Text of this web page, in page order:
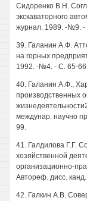
Сидоренко В.Н.
экскаваторного
журнал. 1989. -№9. -
39. Галанин А.Ф.
на горных
1992. -№4. - С. 65-
40. Галанин А.Ф.,
производственных
междунар. научно
99.
41. Галдилова Г.Г.
хозяйственной
организационно-
Автореф. дисс.
42. Галкин A.B.